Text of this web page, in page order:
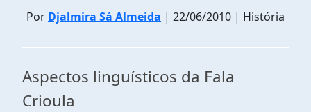
Por Djalmira Sá Almeida | 22/06/2010 | História
Aspectos linguísticos da Fala
Crioula